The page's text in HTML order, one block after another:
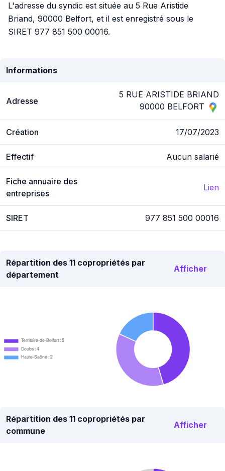
L'adresse du syndic est située au 5 Rue Aristide
Briand, 90000 Belfort, et il est enregistré sous le
SIRET 977 851 500 00016.
Informations
Adresse
5 RUE ARISTIDE BRIAND
90000 BELFORT
Création 17/07/2023
Effectif Aucun salarié
Fiche annuaire des
entreprises
Lien
SIRET 977 851 500 00016
Répartition des 11 copropriétés par
département
Afficher
Territoire-de-Belfort : 5
Doubs : 4
Haute-Saône : 2
Répartition des 11 copropriétés par
commune
Afficher